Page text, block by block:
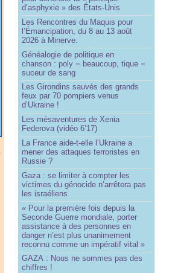
d’asphyxie » des États-Unis
Les Rencontres du Maquis pour
l’Émancipation, du 8 au 13 août
2026 à Minerve.
Généalogie de politique en
chanson : poly = beaucoup, tique =
suceur de sang
Les Girondins sauvés des grands
feux par 70 pompiers venus
d’Ukraine !
Les mésaventures de Xenia
Federova (vidéo 6’17)
La France aide-t-elle l’Ukraine a
mener des attaques terroristes en
Russie ?
Gaza : se limiter à compter les
victimes du génocide n’arrêtera pas
les israéliens
« Pour la première fois depuis la
Seconde Guerre mondiale, porter
assistance à des personnes en
danger n’est plus unanimement
reconnu comme un impératif vital »
GAZA : Nous ne sommes pas des
chiffres !